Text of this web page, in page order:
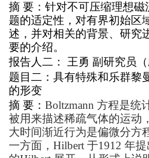
摘 要：针对不可压缩理想磁
题的适定性，对有界初始区
述，并对相关的背景、研究
要的介绍。
报告人二：
王勇 副研究员
题目二 ：具有特殊和乐群黎
的形变
摘 要： Boltzmann 方程是统
被用来描述稀疏气体的运动
大时间渐近行为是偏微分方
一方面，Hilbert 于1912 年